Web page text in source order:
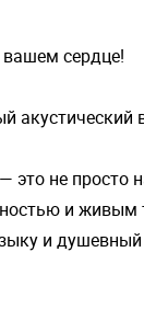
вашем сердце!
акустический
это не просто
и живым
и